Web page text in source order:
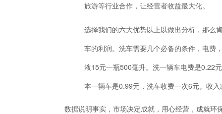
旅游等行业合作，让经营者收益最大化。
选择我们的六大优势以上以做出分析，那么
车的利润。洗车需要几个必备的条件，电费
液15元一瓶500毫升。洗一辆车电费是0.22
本一辆车是0.99元，洗车收费一次6元。收
数据说明事实，市场决定成就，用心经营，成就环